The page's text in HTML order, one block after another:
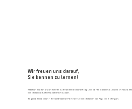
Wir freuen uns darauf,
Sie kennen zu lernen!
Machen Sie den ersten Schritt zu Ihrem Immobilienerfolg und kontaktieren Sie uns noch heute.
Immobilienbedürfnisse behilflich zu sein.
Tagemo Immobilien – Ihr verlässlicher Partner für Immobilien in der Region Zofingen.